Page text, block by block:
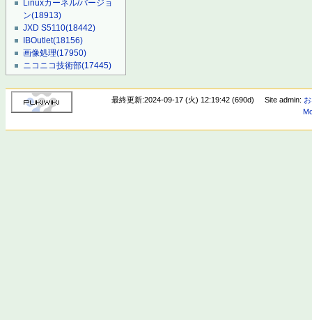
Linuxカーネル/バージョ
ン(18913)
JXD S5110(18442)
IBOutlet(18156)
画像処理(17950)
ニコニコ技術部(17445)
最終更新:2024-09-17 (火) 12:19:42 (690d) Site admin: